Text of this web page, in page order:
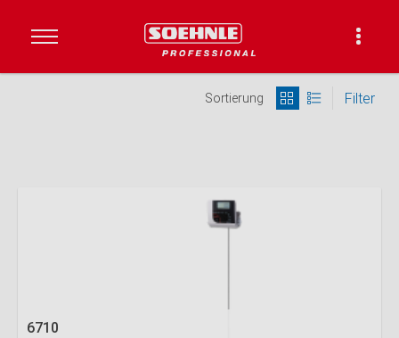
Sortierung Filter
6710